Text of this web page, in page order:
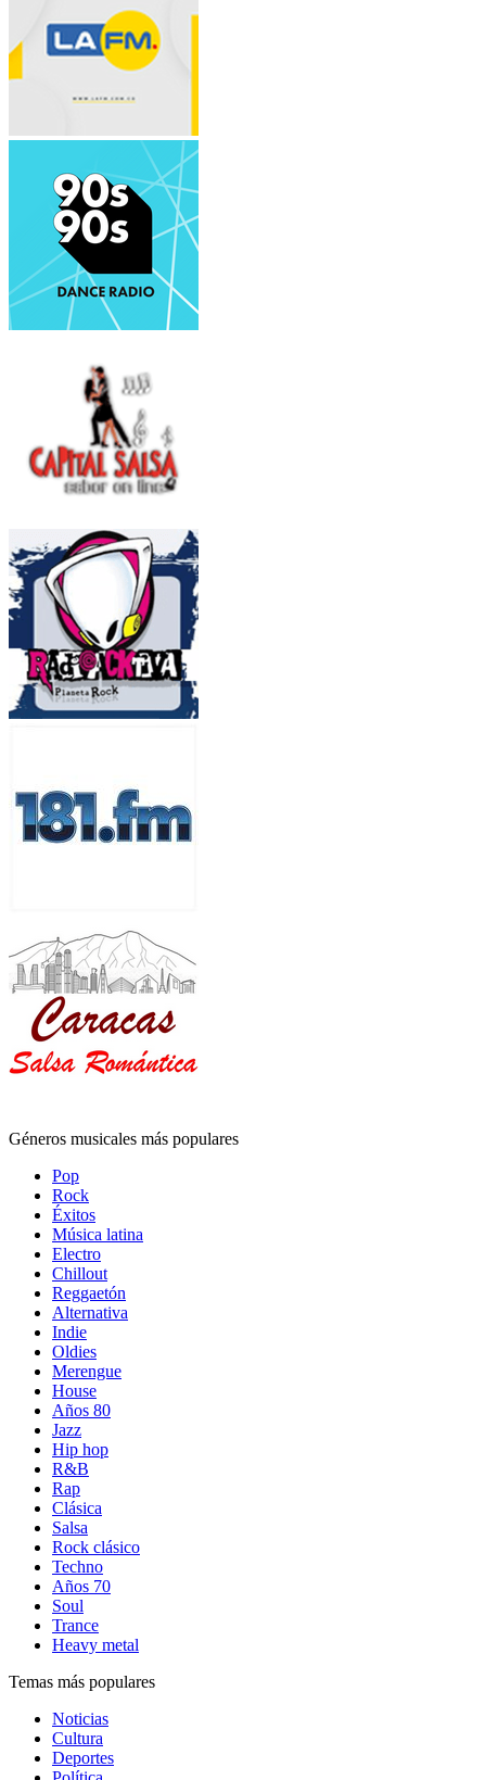
Géneros musicales más populares
Pop
Rock
Éxitos
Música latina
Electro
Chillout
Reggaetón
Alternativa
Indie
Oldies
Merengue
House
Años 80
Jazz
Hip hop
R&B
Rap
Clásica
Salsa
Rock clásico
Techno
Años 70
Soul
Trance
Heavy metal
Temas más populares
Noticias
Cultura
Deportes